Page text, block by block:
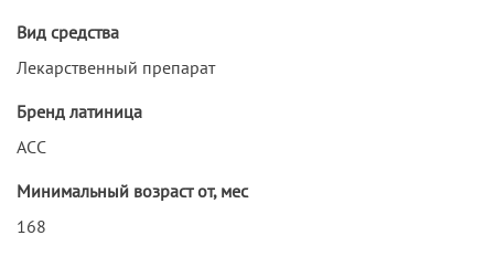
Вид средства
Лекарственный препарат
Бренд латиница
ACC
Минимальный возраст от, мес
168